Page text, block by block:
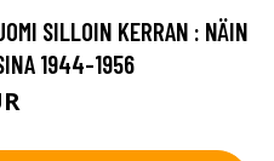
SILLOIN KERRAN : NÄIN
1944-1956